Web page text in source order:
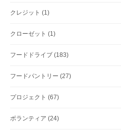
クレジット (1)
クローゼット (1)
フードドライブ (183)
フードパントリー (27)
プロジェクト (67)
ボランティア (24)